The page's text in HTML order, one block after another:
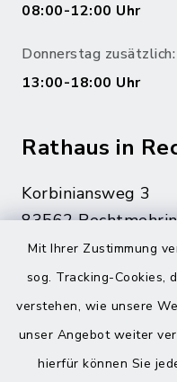
Mit Ihrer Zustimmung
sog. Tracking-Cookies,
verstehen, wie unsere
unser Angebot weiter
hierfür können Sie
08:00-12:00 Uhr
Donnerstag zusätzlich:
13:00-18:00 Uhr
Rathaus in
Korbiniansweg 3
83562
08076 499
08076 8595